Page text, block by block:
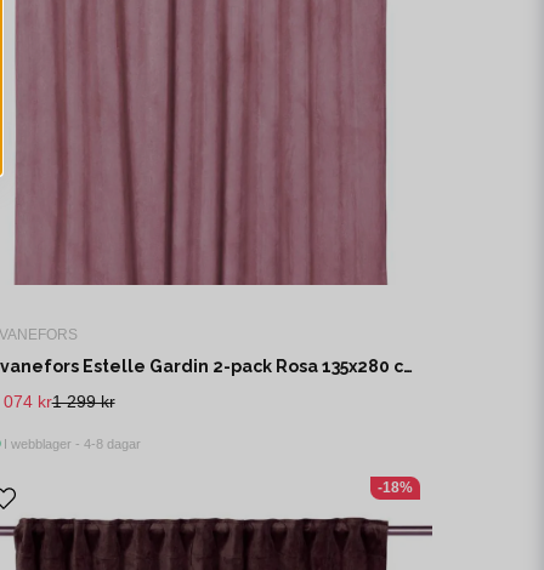
Svanefors Estelle Gardin 2-pack Rosa 135x280 cm
1 299 kr
074 kr
I webblager - 4-8 dagar
-18%